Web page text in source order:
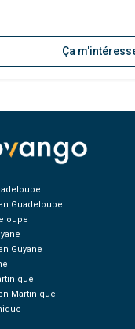
Ça
Guadeloupe
Guyane
Martinique